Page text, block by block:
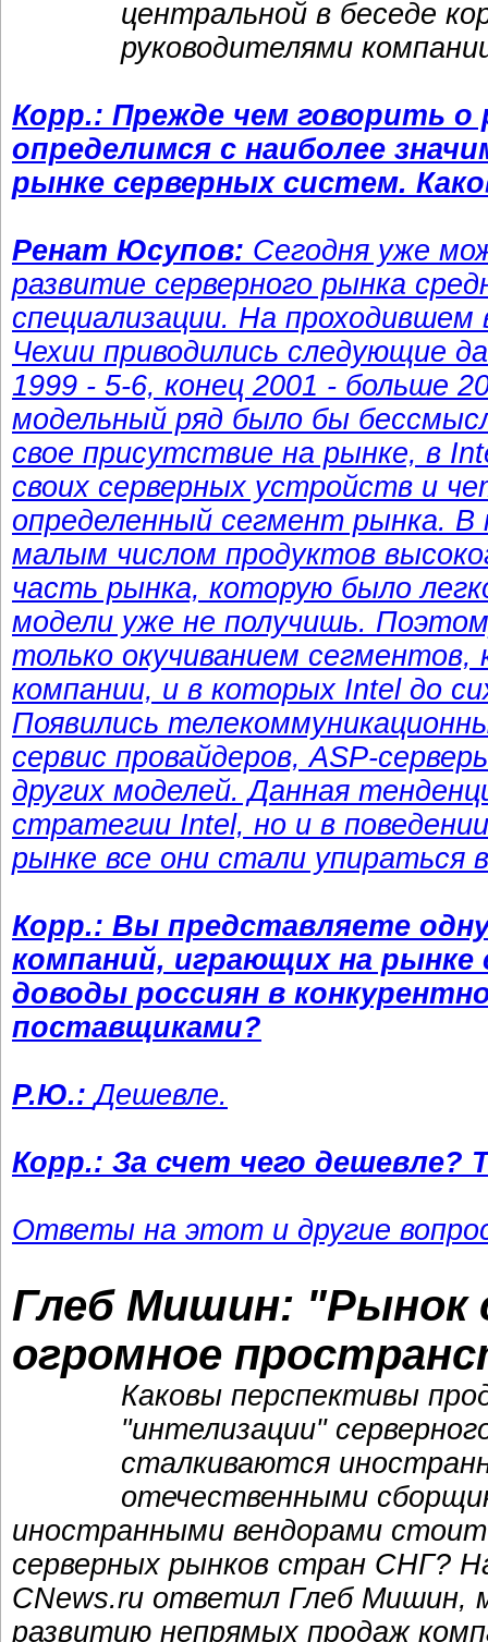
центральной в беседе
руководителями
Корр.: Прежде чем говорить о
определимся с наиболее
рынке серверных систем.
Ренат Юсупов: Сегодня уже
развитие серверного рынка
специализации. На проходившем
Чехии приводились следующие
1999 - 5-6, конец 2001 - больше
модельный ряд было бы
свое присутствие на рынке, в
своих серверных устройств и
определенный сегмент рынка. В
малым числом продуктов
часть рынка, которую было
модели уже не получишь.
только окучиванием
компании, и в которых Intel до
Появились
сервис провайдеров, ASP-
других моделей. Данная
стратегии Intel, но и в
рынке все они стали упираться
Корр.: Вы представляете
компаний, играющих на
доводы россиян в
поставщиками?
Р.Ю.:Дешевле.
Корр.: За счет чего дешевле?
Ответы на этот и другие
Глеб Мишин: "Рынок
огромное
Каковы перспективы
"интелизации"
сталкиваются
отечественными
иностранными вендорами
серверных рынков стран СНГ?
CNews.ru ответил Глеб Мишин,
развитию непрямых продаж